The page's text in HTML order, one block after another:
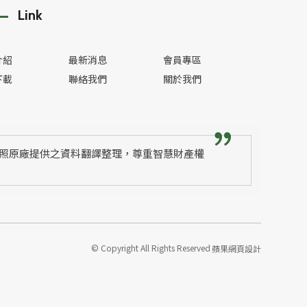
Link
最新消息
會員專區
聯絡我們 關於我們
原廠提供之資料翻譯整理，尊重智慧財產權
© Copyright All Rights Reserved蘋果網頁設計